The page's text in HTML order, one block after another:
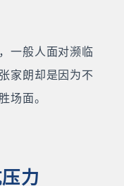
一般人面对濒临
家朗却是因为不
场面。
力